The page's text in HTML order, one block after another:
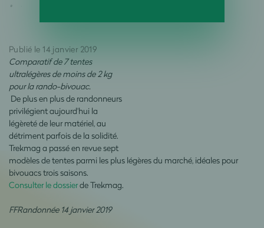
Publié le 14 janvier 2019
Comparatif de 7 tentes
ultralégères de moins de 2 kg
pour la rando-bivouac.
De plus en plus de randonneurs
privilégient aujourd'hui la
légèreté de leur matériel, au
détriment parfois de la solidité.
Trekmag a passé en revue sept
modèles de tentes parmi les plus légères du marché, idéales pour
bivouacs trois saisons.
Consulter le dossierde Trekmag.
FFRandonnée 14 janvier 2019